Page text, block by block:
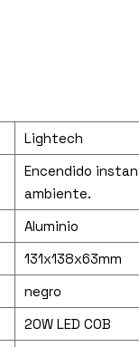
Lightech
Encendido
ambiente.
Aluminio
131x138x63mm
negro
20W LED COB